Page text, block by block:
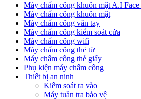
Máy chấm công khuôn mặt A.I
Máy chấm công khuôn mặt
Máy chấm công vân tay
Máy chấm công kiểm soát cửa
Máy chấm công wifi
Máy chấm công thẻ từ
Máy chấm công thẻ giấy
Phụ kiện máy chấm công
Thiết bị an ninh
Kiểm soát ra vào
Máy tuần tra bảo vệ